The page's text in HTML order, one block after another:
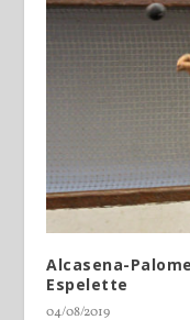
Alcasena-
Espelette
04/08/2019